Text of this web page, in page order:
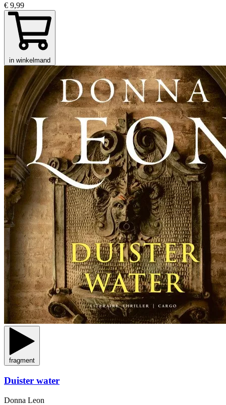
€ 9,99
in winkelmand
fragment
Duister water
Donna Leon